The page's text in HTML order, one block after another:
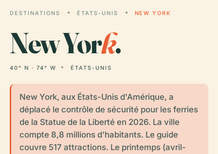
DESTINATIONS ÉTATS-UNIS NEW YORK
New York.
40° N · 74° W ÉTATS-UNIS
New York, aux États-Unis d'Amérique, a
déplacé le contrôle de sécurité pour les ferries
de la Statue de la Liberté en 2026. La ville
compte 8,8 millions d'habitants. Le guide
couvre 517 attractions. Le printemps (avril-